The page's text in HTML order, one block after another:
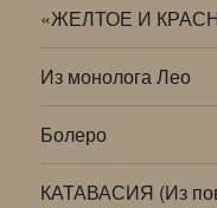
«ЖЕЛТОЕ И
Из монолога Лео
Болеро
КАТАВАСИЯ (Из